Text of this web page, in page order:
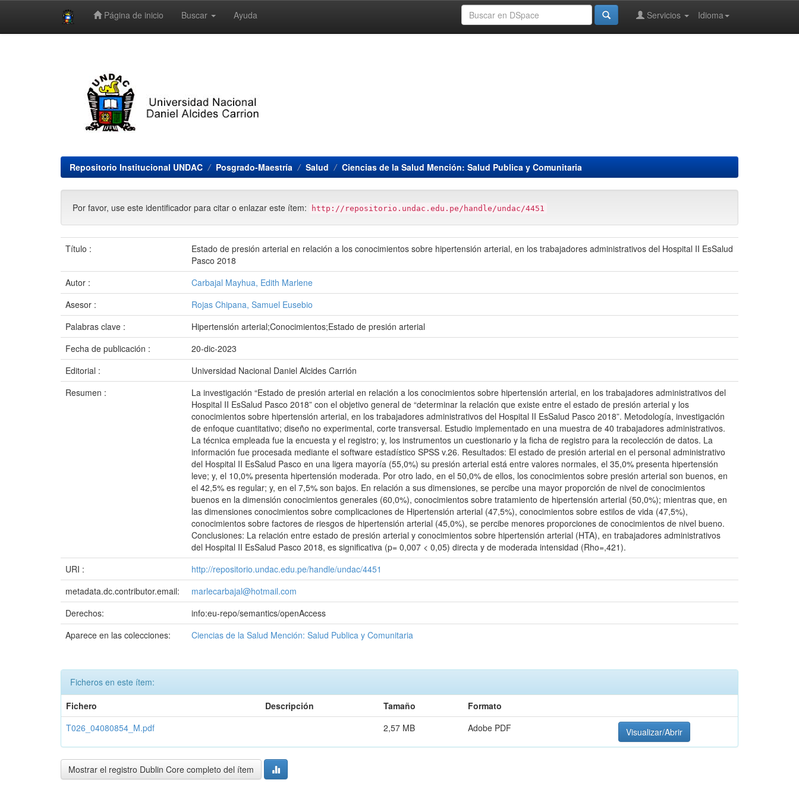
Página de inicio Buscar Ayuda Idioma
Servicios
Repositorio Institucional UNDAC Posgrado-Maestría Salud Ciencias de la Salud Mención: Salud Publica y Comunitaria
Por favor, use este identificador para citar o enlazar este ítem: http://repositorio.undac.edu.pe/handle/undac/4451
Título :
Estado de presión arterial en relación a los conocimientos sobre hipertensión arterial, en los trabajadores administrativos del Hospital II EsSalud
Pasco 2018
Autor :
Carbajal Mayhua, Edith Marlene
Asesor :
Rojas Chipana, Samuel Eusebio
Palabras clave :
Hipertensión arterial;Conocimientos;Estado de presión arterial
Fecha de publicación :
20-dic-2023
Editorial :
Universidad Nacional Daniel Alcides Carrión
Resumen :
La investigación “Estado de presión arterial en relación a los conocimientos sobre hipertensión arterial, en los trabajadores administrativos del
Hospital II EsSalud Pasco 2018” con el objetivo general de “determinar la relación que existe entre el estado de presión arterial y los
conocimientos sobre hipertensión arterial, en los trabajadores administrativos del Hospital II EsSalud Pasco 2018”. Metodología, investigación
de enfoque cuantitativo; diseño no experimental, corte transversal. Estudio implementado en una muestra de 40 trabajadores administrativos.
La técnica empleada fue la encuesta y el registro; y, los instrumentos un cuestionario y la ficha de registro para la recolección de datos. La
información fue procesada mediante el software estadístico SPSS v.26. Resultados: El estado de presión arterial en el personal administrativo
del Hospital II EsSalud Pasco en una ligera mayoría (55,0%) su presión arterial está entre valores normales, el 35,0% presenta hipertensión
leve; y, el 10,0% presenta hipertensión moderada. Por otro lado, en el 50,0% de ellos, los conocimientos sobre presión arterial son buenos, en
el 42,5% es regular; y, en el 7,5% son bajos. En relación a sus dimensiones, se percibe una mayor proporción de nivel de conocimientos
buenos en la dimensión conocimientos generales (60,0%), conocimientos sobre tratamiento de hipertensión arterial (50,0%); mientras que, en
las dimensiones conocimientos sobre complicaciones de Hipertensión arterial (47,5%), conocimientos sobre estilos de vida (47,5%),
conocimientos sobre factores de riesgos de hipertensión arterial (45,0%), se percibe menores proporciones de conocimientos de nivel bueno.
Conclusiones: La relación entre estado de presión arterial y conocimientos sobre hipertensión arterial (HTA), en trabajadores administrativos
del Hospital II EsSalud Pasco 2018, es significativa (p= 0,007 < 0,05) directa y de moderada intensidad (Rho=,421).
URI :
http://repositorio.undac.edu.pe/handle/undac/4451
metadata.dc.contributor.email:
marlecarbajal@hotmail.com
Derechos:
info:eu-repo/semantics/openAccess
Aparece en las colecciones:
Ciencias de la Salud Mención: Salud Publica y Comunitaria
Ficheros en este ítem:
Fichero
Descripción Tamaño
Formato
T026_04080854_M.pdf
2,57 MB Adobe PDF Visualizar/Abrir
Mostrar el registro Dublin Core completo del ítem